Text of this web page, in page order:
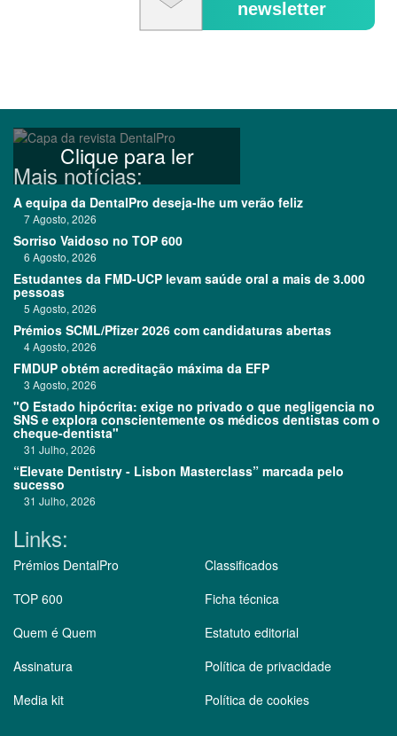
newsletter
Clique para ler
Mais notícias:
A equipa da DentalPro deseja-lhe um verão feliz
7 Agosto, 2026
Sorriso Vaidoso no TOP 600
6 Agosto, 2026
Estudantes da FMD-UCP levam saúde oral a mais de 3.000
pessoas
5 Agosto, 2026
Prémios SCML/Pfizer 2026 com candidaturas abertas
4 Agosto, 2026
FMDUP obtém acreditação máxima da EFP
3 Agosto, 2026
"O Estado hipócrita: exige no privado o que negligencia no
SNS e explora conscientemente os médicos dentistas com o
cheque-dentista"
31 Julho, 2026
“Elevate Dentistry - Lisbon Masterclass” marcada pelo
sucesso
31 Julho, 2026
Links:
Prémios DentalPro
TOP 600
Quem é Quem
Assinatura
Media kit
Classificados
Ficha técnica
Estatuto editorial
Política de privacidade
Política de cookies